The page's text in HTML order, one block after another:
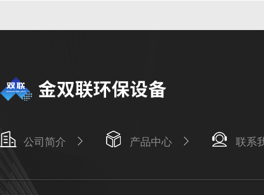
公司简介 产品中心 联系